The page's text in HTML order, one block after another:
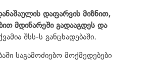
დაფარვის მიზნით,
მდინარეში გადააგდეს და
შსს-ს განცხადებაში.
საგამოძიებო მოქმედებები